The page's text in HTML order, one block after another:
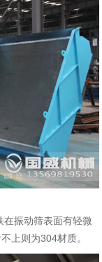
振动筛表面有轻微
上则为304材质。